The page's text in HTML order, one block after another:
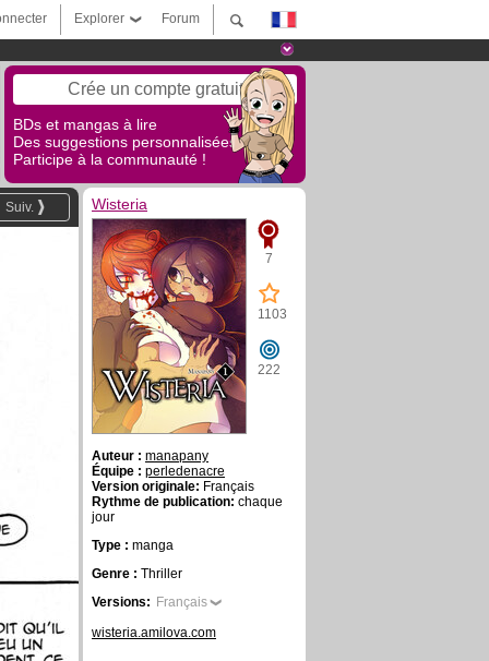
Forum
Explorer
Crée un compte gratuit
BDs et mangas à lire
Des suggestions personnalisées !
Participe à la communauté !
Suiv. Wisteria
7
1103
222
Auteur : manapany
Équipe : perledenacre
Version originale: Français
Rythme de publication: chaque
jour
Type : manga
Genre : Thriller
Versions: Français
wisteria.amilova.com